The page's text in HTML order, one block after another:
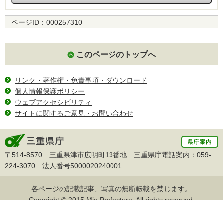
ページID： 000257310
このページのトップへ
リンク・著作権・免責事項・ダウンロード
個人情報保護ポリシー
ウェブアクセシビリティ
サイトに関するご意見・お問い合わせ
〒514-8570 三重県津市広明町13番地 三重県庁電話案内： 059-
224-3070 法人番号5000020240001
各ページの記載記事、写真の無断転載を禁じます。
Copyright © 2015 Mie Prefecture, All rights reserved.